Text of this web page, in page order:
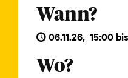
Wann?
06.11.26, 15:00 bis
Wo?